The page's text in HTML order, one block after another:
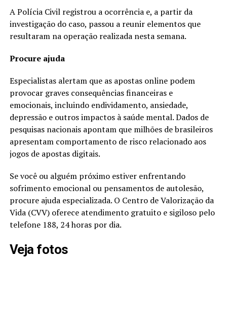
A Polícia Civil registrou a ocorrência e, a partir da
investigação do caso, passou a reunir elementos que
resultaram na operação realizada nesta semana.
Procure ajuda
Especialistas alertam que as apostas online podem
provocar graves consequências financeiras e
emocionais, incluindo endividamento, ansiedade,
depressão e outros impactos à saúde mental. Dados de
pesquisas nacionais apontam que milhões de brasileiros
apresentam comportamento de risco relacionado aos
jogos de apostas digitais.
Se você ou alguém próximo estiver enfrentando
sofrimento emocional ou pensamentos de autolesão,
procure ajuda especializada. O Centro de Valorização da
Vida (CVV) oferece atendimento gratuito e sigiloso pelo
telefone 188, 24 horas por dia.
Veja fotos